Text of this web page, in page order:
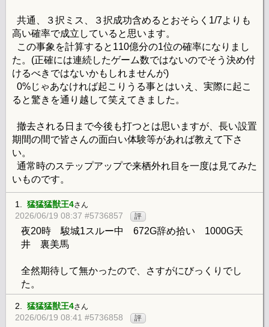
共通、３択ミス、３択成功含めるとおそらく1/7よりも
高い確率で成立していると思います。
この事象を計算すると110億分の1位の確率になりまし
た。(正確には連続したゲーム数ではないのでそう決め付
けるべきではないかもしれませんが)
0%じゃあなければ起こりうる事とはいえ、実際に起こ
ると驚きを通り越して笑えてきました。
撤去される日まで今後も打つとは思いますが、長い設置
期間の間で皆さんの面白い体験等があれば教えて下さ
い。
通常時のステップアップで来栖外れ目を一度は見てみた
いものです。
1. 猛猛猛獣王4さん
2026/06/19 08:37 #5736857 評
夜20時 駿城1スルー中 672G辞め拾い 1000G天
井 裏美馬
全然期待して無かったので、さすがにびっくりでし
た。
2. 猛猛猛獣王4さん
2026/06/19 08:41 #5736858 評